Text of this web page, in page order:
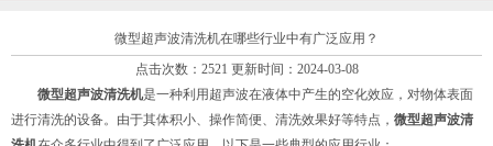
微型超声波清洗机在哪些行业中有广泛应用？
点击次数：2521 更新时间：2024-03-08
微型超声波清洗机是一种利用超声波在液体中产生的空化效应，对物体表面
进行清洗的设备。由于其体积小、操作简便、清洗效果好等特点， 微型超声波清